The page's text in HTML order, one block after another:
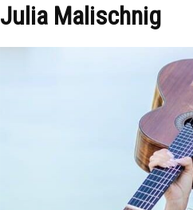
Julia Malischnig